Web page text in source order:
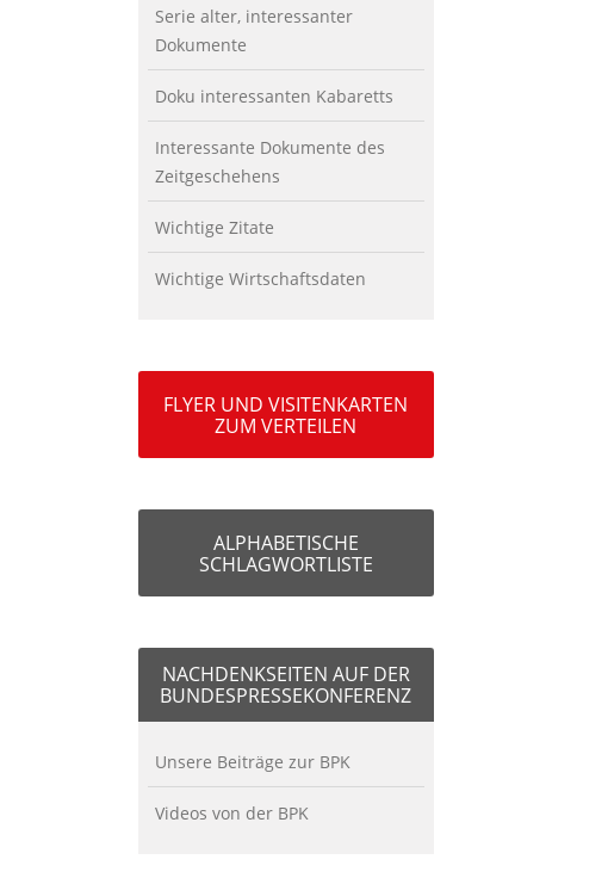
Serie alter, interessanter
Dokumente
Doku interessanten Kabaretts
Interessante Dokumente des
Zeitgeschehens
Wichtige Zitate
Wichtige Wirtschaftsdaten
FLYER UND VISITENKARTEN
ZUM VERTEILEN
ALPHABETISCHE
SCHLAGWORTLISTE
NACHDENKSEITEN AUF DER
BUNDESPRESSEKONFERENZ
Unsere Beiträge zur BPK
Videos von der BPK